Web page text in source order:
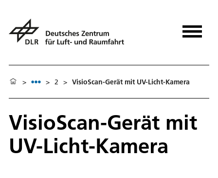
> > 2 > VisioScan-Gerät mit UV-Licht-Kamera
VisioScan-Gerät mit
UV-Licht-Kamera